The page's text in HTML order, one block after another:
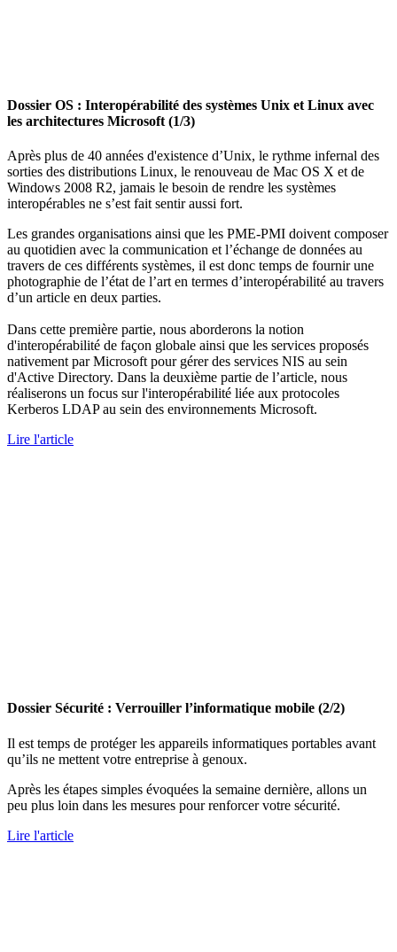
Dossier OS : Interopérabilité des systèmes Unix et Linux avec
les architectures Microsoft (1/3)
Après plus de 40 années d'existence d’Unix, le rythme infernal des
sorties des distributions Linux, le renouveau de Mac OS X et de
Windows 2008 R2, jamais le besoin de rendre les systèmes
interopérables ne s’est fait sentir aussi fort.
Les grandes organisations ainsi que les PME-PMI doivent composer
au quotidien avec la communication et l’échange de données au
travers de ces différents systèmes, il est donc temps de fournir une
photographie de l’état de l’art en termes d’interopérabilité au travers
d’un article en deux parties.
Dans cette première partie, nous aborderons la notion
d'interopérabilité de façon globale ainsi que les services proposés
nativement par Microsoft pour gérer des services NIS au sein
d'Active Directory. Dans la deuxième partie de l’article, nous
réaliserons un focus sur l'interopérabilité liée aux protocoles
Kerberos LDAP au sein des environnements Microsoft.
Lire l'article
Dossier Sécurité : Verrouiller l’informatique mobile (2/2)
Il est temps de protéger les appareils informatiques portables avant
qu’ils ne mettent votre entreprise à genoux.
Après les étapes simples évoquées la semaine dernière, allons un
peu plus loin dans les mesures pour renforcer votre sécurité.
Lire l'article